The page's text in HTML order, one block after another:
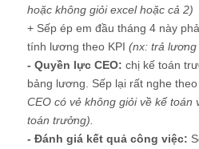
hoặc không giỏi excel hoặc cả 2)
+ Sếp ép em đầu tháng 4 này
tính lương theo KPI (nx: trả
- Quyền lực CEO: chị kế toán
bảng lương. Sếp lại rất nghe
CEO có vẻ không giỏi về kế toán
toán trưởng).
- Đánh giá kết quả công việc: